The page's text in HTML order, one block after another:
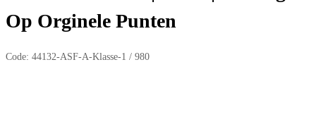
Op Orginele Punten
Code: 44132-ASF-A-Klasse-1 / 980